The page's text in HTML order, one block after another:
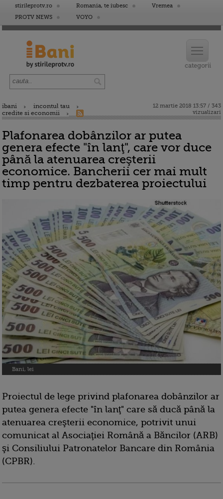
stirileprotv.ro Romania, te iubesc
Vremea
PROTV NEWS
VOYO
ibani
incontul tau
credite si economii
12 martie 2018 13:57 / 343
vizualizari
Plafonarea dobânzilor ar putea
genera efecte "în lanţ", care vor duce
până la atenuarea creşterii
economice. Bancherii cer mai mult
timp pentru dezbaterea proiectului
Bani, lei
Proiectul de lege privind plafonarea dobânzilor ar
putea genera efecte "în lanţ" care să ducă până la
atenuarea creşterii economice, potrivit unui
comunicat al Asociaţiei Română a Băncilor (ARB)
şi Consiliului Patronatelor Bancare din România
(CPBR).